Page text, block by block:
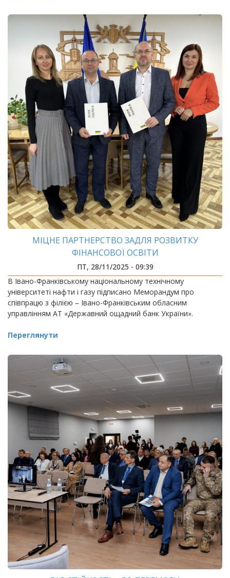
МІЦНЕ ПАРТНЕРСТВО ЗАДЛЯ РОЗВИТКУ
ФІНАНСОВОЇ ОСВІТИ
ПТ, 28/11/2025 - 09:39
В Івано-Франківському національному технічному
університеті нафти і газу підписано Меморандум про
співпрацю з філією – Івано-Франківським обласним
управлінням АТ «Державний ощадний банк України».
Переглянути